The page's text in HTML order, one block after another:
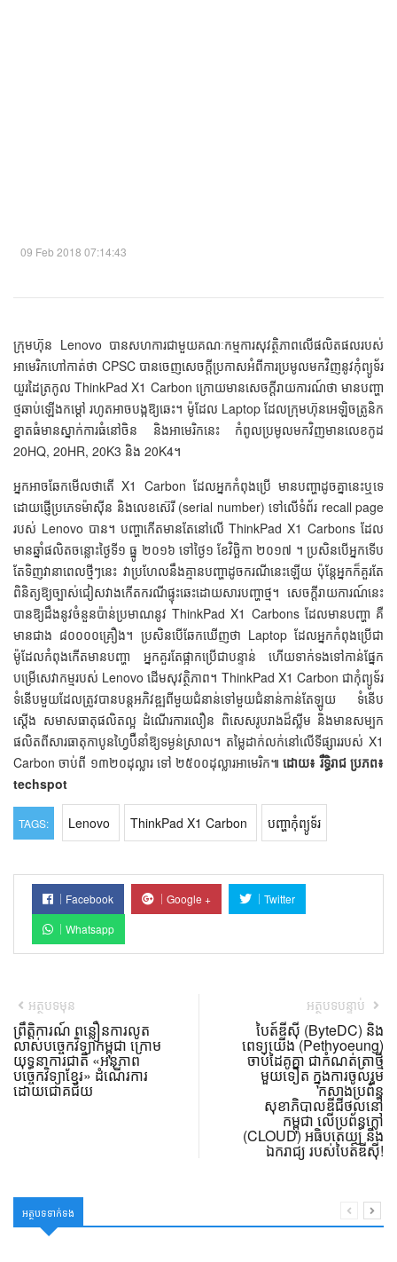
09 Feb 2018 07:14:43
ក្រុមហ៊ុន Lenovo បាន​សហការ​ជាមួយ​គណៈកម្មការ​សុវត្ថិភាព​លើ​ផលិតផល​របស់​
អាមេរិក​ហៅ​កាត់​ថា CPSC ​បាន​ចេញ​សេចក្ដី​ប្រកាស​អំពី​ការ​ប្រមូល​មក​វិញ​នូវ​កុំព្យូទ័រ​
យួរដៃ​ត្រកូល ThinkPad X1 Carbon ក្រោយ​មាន​សេចក្ដី​រាយការណ៍​ថា មាន​បញ្ហា​
ថ្ម​ឆាប់​ឡើង​កម្ដៅ រហូត​អាច​បង្ក​ឱ្យ​ឆេះ។ ម៉ូដែល​ Laptop ដែល​ក្រុមហ៊ុន​អេឡិចត្រូនិក​
ខ្នាត​ធំ​មាន​ស្នាក់ការ​ធំ​នៅ​ចិន និង​អាមេរិក​នេះ កំពូល​ប្រមូល​មក​វិញ​មាន​លេខ​កូដ
20HQ, 20HR, 20K3 និង 20K4។
​អ្នក​អាច​ឆែក​មើល​ថា​តើ X1 Carbon ដែល​អ្នក​កំពុង​ប្រើ មាន​បញ្ហា​ដូច​គ្នា​នេះ​ឬ​ទេ
ដោយ​ផ្ញើ​ប្រភេទ​ម៉ាស៊ីន និង​លេខ​ស៊េរី (serial number) ​ទៅ​លើ​ទំព័រ recall page
​របស់ Lenovo បាន។ បញ្ហា​កើត​មាន​តែ​នៅ​លើ ThinkPad X1 Carbons ​ដែល​
មាន​ឆ្នាំ​ផលិត​ចន្លោះ​ថ្ងៃ​ទី១ ធ្នូ ២០១៦ ​ទៅ​ថ្ងៃ១ ខែ​វិច្ឆិកា ២០១៧ ។ ប្រសិន​បើ​អ្នក​ទើប​
តែ​ទិញ​វា​នាពេល​ថ្មីៗ​នេះ វា​ប្រហែល​នឹង​គ្មាន​បញ្ហា​ដូច​ករណី​នេះ​ឡើយ ប៉ុន្តែ​អ្នក​ក៏​គួរ​តែ​
ពិនិត្យ​ឱ្យ​ច្បាស់​ជៀសវាង​កើត​ករណី​ផ្ទុះ​ឆេះ​ដោយសារ​បញ្ហា​ថ្ម។ សេចក្ដី​រាយការណ៍​នេះ
បាន​ឱ្យ​ដឹង​នូវ​ចំនួន​ប៉ាន់ប្រមាណ​នូវ ThinkPad X1 Carbons ​ដែល​មាន​បញ្ហា គឺ​
មាន​ជាង ៨០០០០គ្រឿង។ ប្រសិន​បើ​ឆែក​ឃើញ​ថា Laptop ដែល​អ្នក​កំពុង​ប្រើ​ជា​
ម៉ូដែល​កំពុង​កើត​មាន​បញ្ហា អ្នក​គួរ​តែ​ផ្អាក​ប្រើ​ជា​បន្ទាន់ ហើយ​ទាក់ទង​ទៅ​កាន់​ផ្នែក​
បម្រើ​សេវាកម្ម​របស់ Lenovo ​ដើម​សុវត្ថិភាព។ ThinkPad X1 Carbon ជា​កុំព្យូទ័រ​
ទំនើប​មួយ​ដែល​ត្រូវ​បាន​បន្ត​អភិវឌ្ឍ​ពី​មួយ​ជំនាន់​ទៅ​មួយ​ជំនាន់​កាន់តែ​ឡូយ ទំនើប
ស្ដើង សមាសធាតុ​ផលិត​ល្អ ដំណើរការ​លឿន ពិសេស​រូបរាង​ដ៏​ស្លីម និង​មាន​សម្បក​
ផលិត​ពី​សារធាតុ​កាបូន​ហ្វៃប៊ឺ​នាំ​ឱ្យ​ទម្ងន់​ស្រាល។ តម្លៃ​ដាក់​លក់​នៅ​លើ​ទីផ្សារ​របស់ X1
Carbon ​ចាប់ពី ១៣២០ដុល្លារ ទៅ ២៥០០ដុល្លារ​អាមេរិក៕ដោយ៖ រឹទ្ធិរាជ ប្រភព៖
techspot
TAGS: Lenovo ThinkPad X1 Carbon បញ្ហាកុំព្យូទ័រ
Facebook Google +
Twitter
Whatsapp
អត្ថបទមុន
ព្រឹត្តិការណ៍ ពន្លឿនការលូត
លាស់បច្ចេកវិទ្យាកម្ពុជា ក្រោម
យុទ្ធនាការជាតិ «អនុភាព
បច្ចេកវិទ្យាខ្មែរ» ដំណើរការ
ដោយជោគជ័យ
អត្ថបទបន្ទាប់
បៃត៍ឌីស៊ី (ByteDC) និង
ពេទ្យយើង (Pethyoeung)
ចាប់ដៃគូគ្នា ជាកំណត់ត្រាថ្មី
មួយទៀត ក្នុងការចូលរួម
កសាងប្រព័ន្ធ
សុខាភិបាលឌីជីថល​នៅ
កម្ពុជា លើប្រព័ន្ធក្លៅ
(CLOUD) អធិបតេយ្យ និង
ឯករាជ្យ របស់បៃត៍ឌីស៊ី!
អត្ថបទទាក់ទង